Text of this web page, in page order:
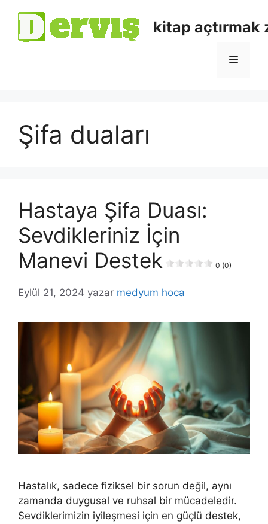
kitap açtırmak
Şifa duaları
Hastaya Şifa Duası:
Sevdikleriniz İçin
Manevi Destek
0 (0)
Eylül 21, 2024 yazar medyum hoca
Hastalık, sadece fiziksel bir sorun değil, aynı
zamanda duygusal ve ruhsal bir mücadeledir.
Sevdiklerimizin iyileşmesi için en güçlü destek,